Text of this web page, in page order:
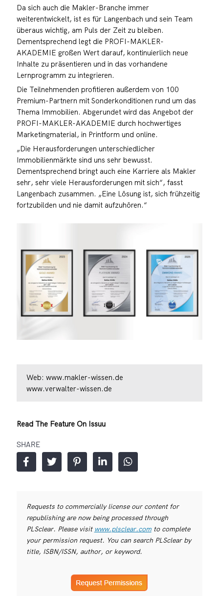
Da sich auch die Makler-Branche immer
weiterentwickelt, ist es für Langenbach und sein Team
überaus wichtig, am Puls der Zeit zu bleiben.
Dementsprechend legt die PROFI-MAKLER-
AKADEMIE großen Wert darauf, kontinuierlich neue
Inhalte zu präsentieren und in das vorhandene
Lernprogramm zu integrieren.
Die Teilnehmenden profitieren außerdem von 100
Premium-Partnern mit Sonderkonditionen rund um das
Thema Immobilien. Abgerundet wird das Angebot der
PROFI-MAKLER-AKADEMIE durch hochwertiges
Marketingmaterial, in Printform und online.
„Die Herausforderungen unterschiedlicher
Immobilienmärkte sind uns sehr bewusst.
Dementsprechend bringt auch eine Karriere als Makler
sehr, sehr viele Herausforderungen mit sich“, fasst
Langenbach zusammen. „Eine Lösung ist, sich frühzeitig
fortzubilden und nie damit aufzuhören.“
Web: www.makler-wissen.de
www.verwalter-wissen.de
Read The Feature On Issuu
SHARE
Requests to commercially license our content for
republishing are now being processed through
PLSclear. Please visit www.plsclear.comto complete
your permission request. You can search PLSclear by
title, ISBN/ISSN, author, or keyword.